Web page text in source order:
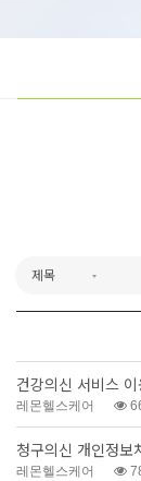
건강의신 서비스
레몬헬스케어
청구의신 개인정
레몬헬스케어